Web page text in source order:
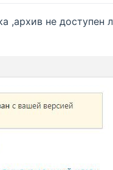
,архив не доступен